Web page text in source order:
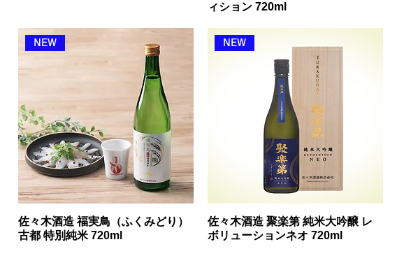
ィション 720ml
NEW
佐々木酒造 福実鳥（ふくみどり）
古都 特別純米 720ml
NEW
佐々木酒造 聚楽第 純米大吟醸 レ
ボリューションネオ 720ml